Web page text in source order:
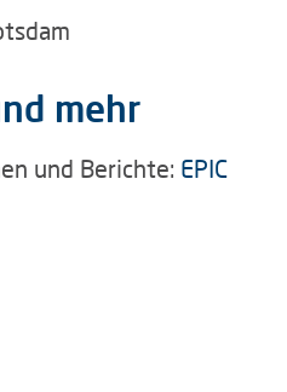
mehr
und Berichte: EPIC